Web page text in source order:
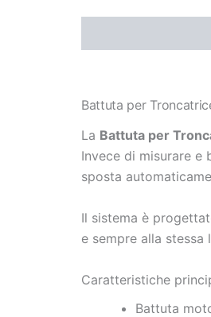
Battuta per
La Battuta per
Invece di misurare e
sposta
Il sistema è
e sempre alla stessa
Caratteristiche
Battuta